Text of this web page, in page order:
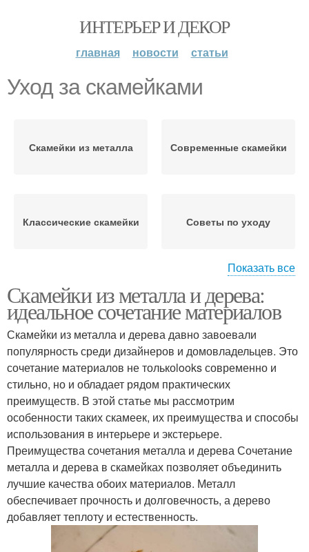
ИНТЕРЬЕР И ДЕКОР
главная новости статьи
Уход за скамейками
Скамейки из металла Современные скамейки
Классические скамейки Советы по уходу
Дерево в скамейке
Показать все
Скамейки из металла и дерева:
идеальное сочетание материалов
Скамейки из металла и дерева давно завоевали
популярность среди дизайнеров и домовладельцев. Это
сочетание материалов не толькоlooks современно и
стильно, но и обладает рядом практических
преимуществ. В этой статье мы рассмотрим
особенности таких скамеек, их преимущества и способы
использования в интерьере и экстерьере.
Преимущества сочетания металла и дерева Сочетание
металла и дерева в скамейках позволяет объединить
лучшие качества обоих материалов. Металл
обеспечивает прочность и долговечность, а дерево
добавляет теплоту и естественность.